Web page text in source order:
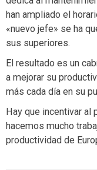
han ampliado el
«nuevo jefe» se ha
sus superiores.
El resultado es un
a mejorar su
más cada día en su
Hay que incentivar al
hacemos mucho
productividad de